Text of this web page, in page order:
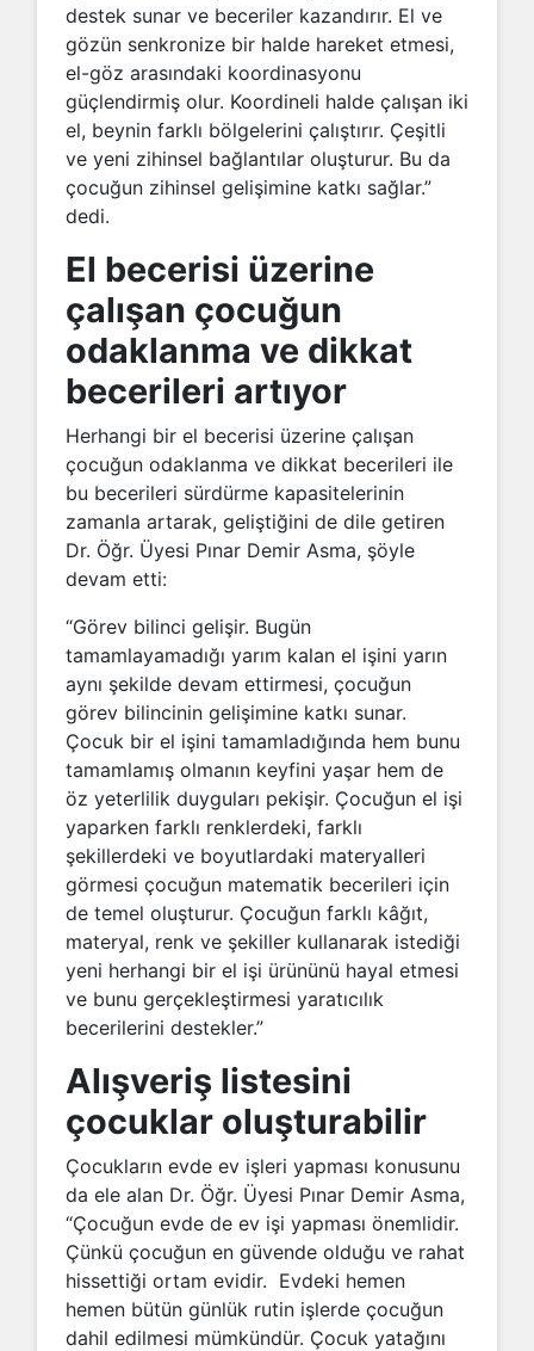
destek sunar ve beceriler kazandırır. El ve
gözün senkronize bir halde hareket etmesi,
el-göz arasındaki koordinasyonu
güçlendirmiş olur. Koordineli halde çalışan iki
el, beynin farklı bölgelerini çalıştırır. Çeşitli
ve yeni zihinsel bağlantılar oluşturur. Bu da
çocuğun zihinsel gelişimine katkı sağlar.”
dedi.
El becerisi üzerine
çalışan çocuğun
odaklanma ve dikkat
becerileri artıyor
Herhangi bir el becerisi üzerine çalışan
çocuğun odaklanma ve dikkat becerileri ile
bu becerileri sürdürme kapasitelerinin
zamanla artarak, geliştiğini de dile getiren
Dr. Öğr. Üyesi Pınar Demir Asma, şöyle
devam etti:
“Görev bilinci gelişir. Bugün
tamamlayamadığı yarım kalan el işini yarın
aynı şekilde devam ettirmesi, çocuğun
görev bilincinin gelişimine katkı sunar.
Çocuk bir el işini tamamladığında hem bunu
tamamlamış olmanın keyfini yaşar hem de
öz yeterlilik duyguları pekişir. Çocuğun el işi
yaparken farklı renklerdeki, farklı
şekillerdeki ve boyutlardaki materyalleri
görmesi çocuğun matematik becerileri için
de temel oluşturur. Çocuğun farklı kâğıt,
materyal, renk ve şekiller kullanarak istediği
yeni herhangi bir el işi ürününü hayal etmesi
ve bunu gerçekleştirmesi yaratıcılık
becerilerini destekler.”
Alışveriş listesini
çocuklar oluşturabilir
Çocukların evde ev işleri yapması konusunu
da ele alan Dr. Öğr. Üyesi Pınar Demir Asma,
“Çocuğun evde de ev işi yapması önemlidir.
Çünkü çocuğun en güvende olduğu ve rahat
hissettiği ortam evidir. Evdeki hemen
hemen bütün günlük rutin işlerde çocuğun
dahil edilmesi mümkündür. Çocuk yatağını